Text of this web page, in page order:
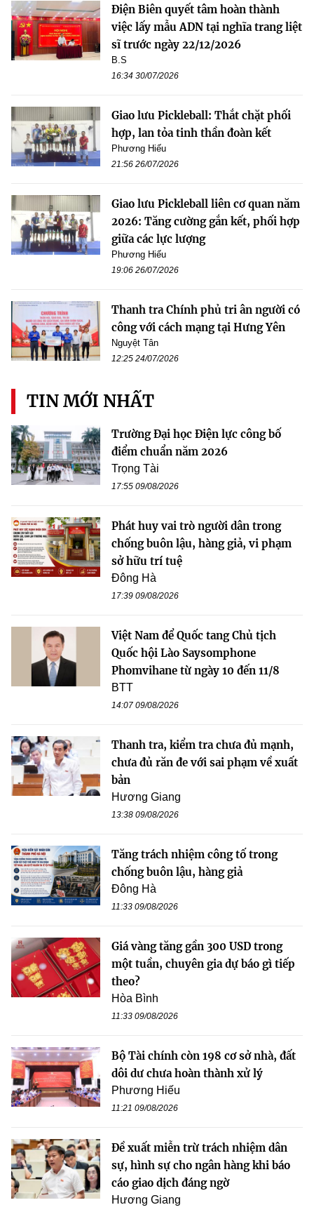
Điện Biên quyết tâm hoàn thành
việc lấy mẫu ADN tại nghĩa trang liệt
sĩ trước ngày 22/12/2026
B.S
16:34 30/07/2026
Giao lưu Pickleball: Thắt chặt phối
hợp, lan tỏa tinh thần đoàn kết
Phương Hiếu
21:56 26/07/2026
Giao lưu Pickleball liên cơ quan năm
2026: Tăng cường gắn kết, phối hợp
giữa các lực lượng
Phương Hiếu
19:06 26/07/2026
Thanh tra Chính phủ tri ân người có
công với cách mạng tại Hưng Yên
Nguyệt Tân
12:25 24/07/2026
TIN MỚI NHẤT
Trường Đại học Điện lực công bố
điểm chuẩn năm 2026
Trọng Tài
17:55 09/08/2026
Phát huy vai trò người dân trong
chống buôn lậu, hàng giả, vi phạm
sở hữu trí tuệ
Đông Hà
17:39 09/08/2026
Việt Nam để Quốc tang Chủ tịch
Quốc hội Lào Saysomphone
Phomvihane từ ngày 10 đến 11/8
BTT
14:07 09/08/2026
Thanh tra, kiểm tra chưa đủ mạnh,
chưa đủ răn đe với sai phạm về xuất
bản
Hương Giang
13:38 09/08/2026
Tăng trách nhiệm công tố trong
chống buôn lậu, hàng giả
Đông Hà
11:33 09/08/2026
Giá vàng tăng gần 300 USD trong
một tuần, chuyên gia dự báo gì tiếp
theo?
Hòa Bình
11:33 09/08/2026
Bộ Tài chính còn 198 cơ sở nhà, đất
dôi dư chưa hoàn thành xử lý
Phương Hiếu
11:21 09/08/2026
Đề xuất miễn trừ trách nhiệm dân
sự, hình sự cho ngân hàng khi báo
cáo giao dịch đáng ngờ
Hương Giang